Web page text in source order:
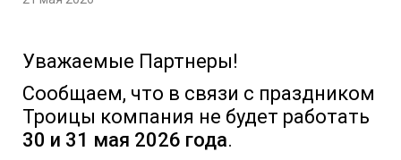
Уважаемые Партнеры!
Сообщаем, что в связи с праздником
Троицы компания не будет работать
30 и 31 мая 2026 года.